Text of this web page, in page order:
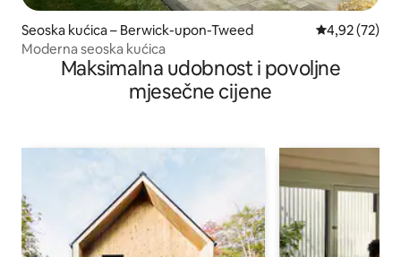
Seoska kućica – Berwick-upon-Tweed Prosječna
4,92 (72)
Moderna seoska kućica
Maksimalna udobnost i povoljne
mjesečne cijene